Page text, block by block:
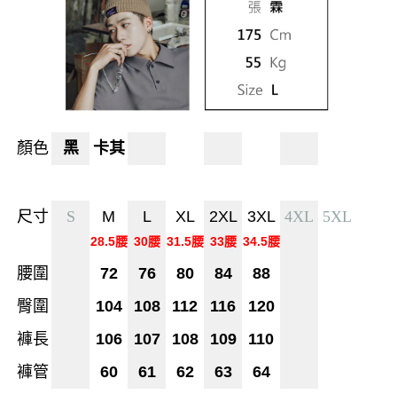
顏色 黑 卡其
尺寸 S M
28.5腰
L
30腰
XL
31.5腰
2XL
33腰
3XL
34.5腰
4XL 5XL
腰圍 72 76 80 84
88
臀圍
104 108 112 116
120
褲長
106 107 108 109
110
褲管
60 61 62 63 64